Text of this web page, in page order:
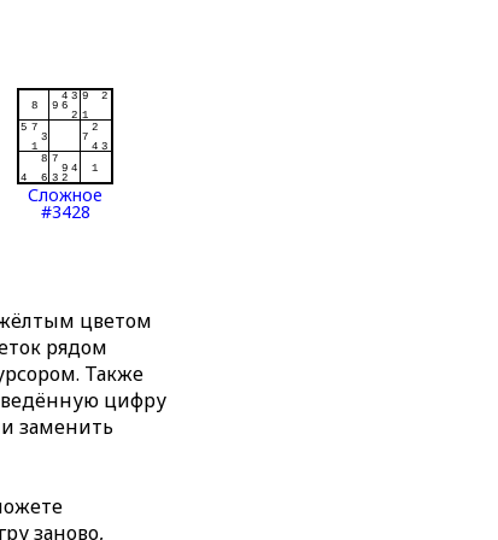
Сложное
#3428
цветом
рядом
Также
цифру
заменить
заново,